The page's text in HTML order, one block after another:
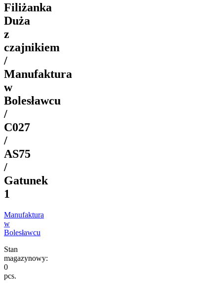
Filiżanka
Duża
z
czajnikiem
/
Manufaktura
w
Bolesławcu
/
C027
/
AS75
/
Gatunek
1
Manufaktura
w
Bolesławcu
Stan
magazynowy:
0
pcs.